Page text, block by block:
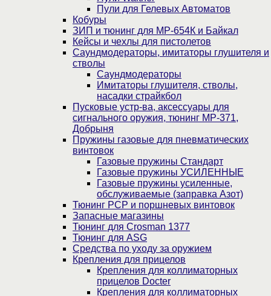
Пули для Гелевых Автоматов
Кобуры
ЗИП и тюнинг для МР-654К и Байкал
Кейсы и чехлы для пистолетов
Саундмодераторы, имитаторы глушителя и
стволы
Саундмодераторы
Имитаторы глушителя, стволы,
насадки страйкбол
Пусковые устр-ва, аксессуары для
сигнального оружия, тюнинг МР-371,
Добрыня
Пружины газовые для пневматических
винтовок
Газовые пружины Стандарт
Газовые пружины УСИЛЕННЫЕ
Газовые пружины усиленные,
обслуживаемые (заправка Азот)
Тюнинг PCP и поршневых винтовок
Запасные магазины
Тюнинг для Crosman 1377
Тюнинг для ASG
Средства по уходу за оружием
Крепления для прицелов
Крепления для коллиматорных
прицелов Docter
Крепления для коллиматорных